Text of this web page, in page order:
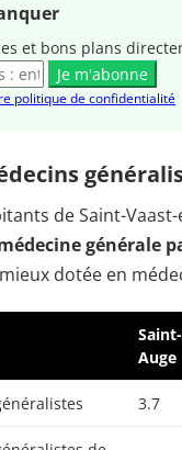
et bons plans
Je m'abonne
politique de confidentialité
de Saint-
générale
dotée en
Auge
3.7